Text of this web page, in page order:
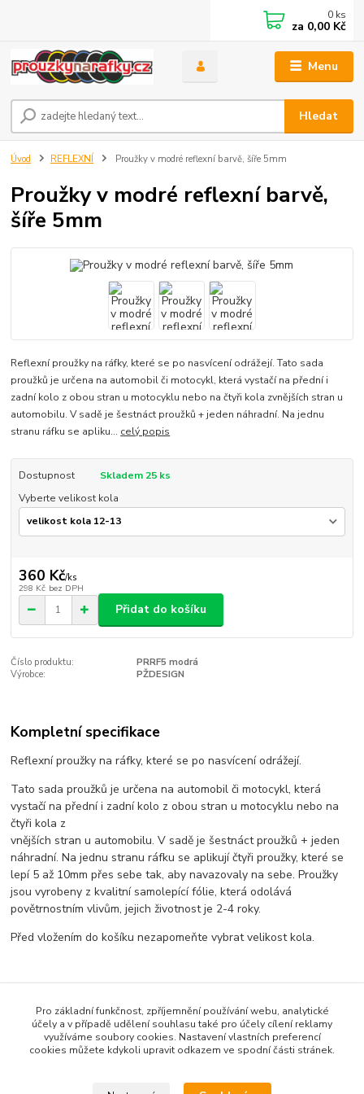
Menu
Hledat
0 ks
za 0,00 Kč
Úvod REFLEXNÍ Proužky v modré reflexní barvě, šíře 5mm
Proužky v modré reflexní barvě,
šíře 5mm
Reflexní proužky na ráfky, které se po nasvícení odrážejí. Tato sada
proužků je určena na automobil či motocykl, která vystačí na přední i
zadní kolo z obou stran u motocyklu nebo na čtyři kola zvnějších stran u
automobilu. V sadě je šestnáct proužků + jeden náhradní. Na jednu
stranu ráfku se apliku... celý popis
Dostupnost
Skladem 25 ks
Vyberte velikost kola
360 Kč/ks
298 Kč bez DPH
Přidat do košíku
Číslo produktu:
PRRF5 modrá
Výrobce:
PŽDESIGN
Kompletní specifikace
Reflexní proužky na ráfky, které se po nasvícení odrážejí.
Tato sada proužků je určena na automobil či motocykl, která
vystačí na přední i zadní kolo z obou stran u motocyklu nebo na
čtyři kola z
vnějších stran u automobilu. V sadě je šestnáct proužků + jeden
náhradní. Na jednu stranu ráfku se aplikují čtyři proužky, které se
lepí 5 až 10mm přes sebe tak, aby navazovaly na sebe. Proužky
jsou vyrobeny z kvalitní samolepící fólie, která odolává
povětrnostním vlivům, jejich životnost je 2-4 roky.
Před vložením do košíku nezapomeňte vybrat velikost kola.
REFLEXNÍ
šíře proužku 5mm
Pro základní funkčnost, zpříjemnění používání webu, analytické
účely a v případě udělení souhlasu také pro účely cílení reklamy
využíváme soubory cookies. Nastavení vlastních preferencí
cookies můžete kdykoli upravit odkazem ve spodní části stránek.